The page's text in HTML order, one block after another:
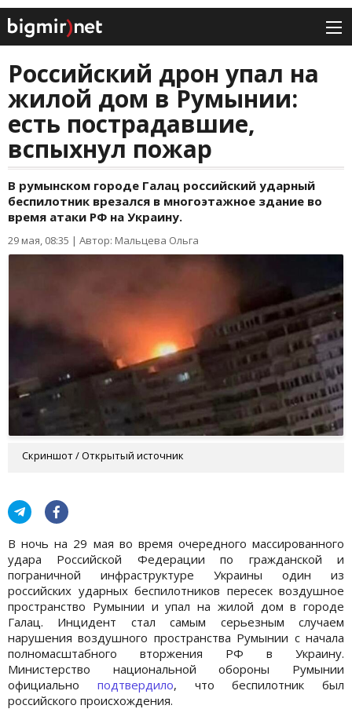
Российский дрон упал на
жилой дом в Румынии:
есть пострадавшие,
вспыхнул пожар
В румынском городе Галац российский ударный
беспилотник врезался в многоэтажное здание во
время атаки РФ на Украину.
29 мая, 08:35 | Автор: Мальцева Ольга
Скриншот / Открытый источник
В ночь на 29 мая во время очередного массированного
удара Российской Федерации по гражданской и
пограничной инфраструктуре Украины один из
российских ударных беспилотников пересек воздушное
пространство Румынии и упал на жилой дом в городе
Галац. Инцидент стал самым серьезным случаем
нарушения воздушного пространства Румынии с начала
полномасштабного вторжения РФ в Украину.
Министерство национальной обороны Румынии
официально подтвердило, что беспилотник был
российского происхождения.